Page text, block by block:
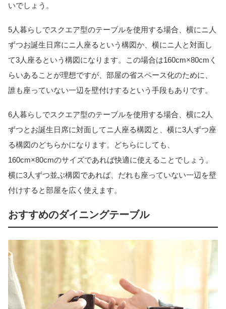
いでしょう。
5人暮らしでスクエア型のテーブルを使用する場合、横にニ人
ずつお誕生日席にニ人座るという構図か、横にニ人と対面し
て3人座るという構図になります。この場合は160cm×80cmく
らいあることが理想ですが、部屋の省スペース化のために、
誰も座っていない一辺を壁付けするという手段もありです。
6人暮らしでスクエア型のテーブルを使用する場合、横に2人
ずつとお誕生日席に対面してニ人座る構図と、横に3人ずつ座
る構図のどちらかになります。どちらにしても、
160cm×80cmのサイズであれば快適に使えることでしょう。
横に3人ずつ並ぶ構図であれば、だれも座っていない一辺を壁
付けすると部屋を広く使えます。
おすすめのダイニングテーブル